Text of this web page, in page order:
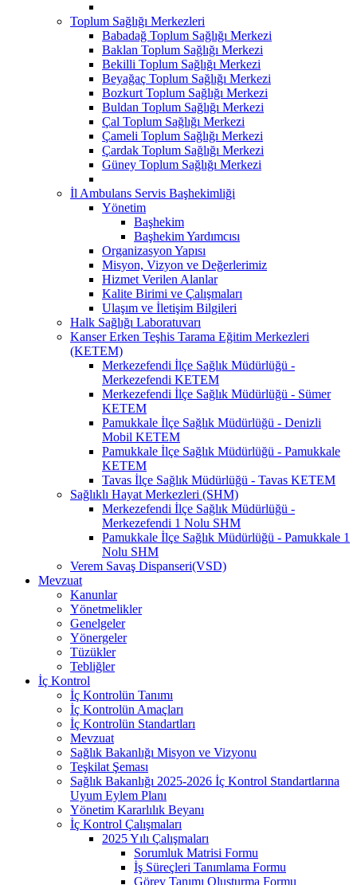
Toplum Sağlığı Merkezleri
Babadağ Toplum Sağlığı Merkezi
Baklan Toplum Sağlığı Merkezi
Bekilli Toplum Sağlığı Merkezi
Beyağaç Toplum Sağlığı Merkezi
Bozkurt Toplum Sağlığı Merkezi
Buldan Toplum Sağlığı Merkezi
Çal Toplum Sağlığı Merkezi
Çameli Toplum Sağlığı Merkezi
Çardak Toplum Sağlığı Merkezi
Güney Toplum Sağlığı Merkezi
İl Ambulans Servis Başhekimliği
Yönetim
Başhekim
Başhekim Yardımcısı
Organizasyon Yapısı
Misyon, Vizyon ve Değerlerimiz
Hizmet Verilen Alanlar
Kalite Birimi ve Çalışmaları
Ulaşım ve İletişim Bilgileri
Halk Sağlığı Laboratuvarı
Kanser Erken Teşhis Tarama Eğitim Merkezleri
(KETEM)
Merkezefendi İlçe Sağlık Müdürlüğü -
Merkezefendi KETEM
Merkezefendi İlçe Sağlık Müdürlüğü - Sümer
KETEM
Pamukkale İlçe Sağlık Müdürlüğü - Denizli
Mobil KETEM
Pamukkale İlçe Sağlık Müdürlüğü - Pamukkale
KETEM
Tavas İlçe Sağlık Müdürlüğü - Tavas KETEM
Sağlıklı Hayat Merkezleri (SHM)
Merkezefendi İlçe Sağlık Müdürlüğü -
Merkezefendi 1 Nolu SHM
Pamukkale İlçe Sağlık Müdürlüğü - Pamukkale 1
Nolu SHM
Verem Savaş Dispanseri(VSD)
Mevzuat
Kanunlar
Yönetmelikler
Genelgeler
Yönergeler
Tüzükler
Tebliğler
İç Kontrol
İç Kontrolün Tanımı
İç Kontrolün Amaçları
İç Kontrolün Standartları
Mevzuat
Sağlık Bakanlığı Misyon ve Vizyonu
Teşkilat Şeması
Sağlık Bakanlığı 2025-2026 İç Kontrol Standartlarına
Uyum Eylem Planı
Yönetim Kararlılık Beyanı
İç Kontrol Çalışmaları
2025 Yılı Çalışmaları
Sorumluk Matrisi Formu
İş Süreçleri Tanımlama Formu
Görev Tanımı Oluşturma Formu